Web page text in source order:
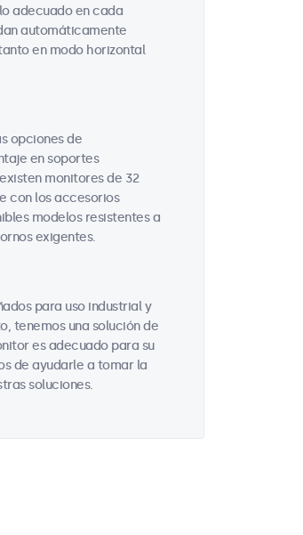
adecuado en cada
automáticamente
en modo horizontal
opciones de
en soportes
monitores de 32
con los accesorios
modelos resistentes a
exigentes.
para uso industrial y
tenemos una solución de
es adecuado para su
de ayudarle a tomar la
soluciones.